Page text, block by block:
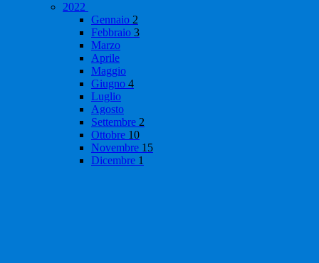
2022
Gennaio 2
Febbraio 3
Marzo
Aprile
Maggio
Giugno 4
Luglio
Agosto
Settembre 2
Ottobre 10
Novembre 15
Dicembre 1